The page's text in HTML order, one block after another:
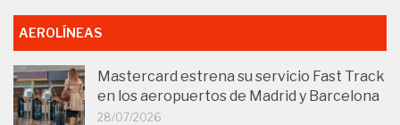
AEROLÍNEAS
Mastercard estrena su servicio Fast Track
en los aeropuertos de Madrid y Barcelona
28/07/2026